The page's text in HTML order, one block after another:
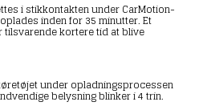
i stikkontakten under CarMotion-
inden for 35 minutter. Et
kortere tid at blive
under opladningsprocessen
belysning blinker i 4 trin.